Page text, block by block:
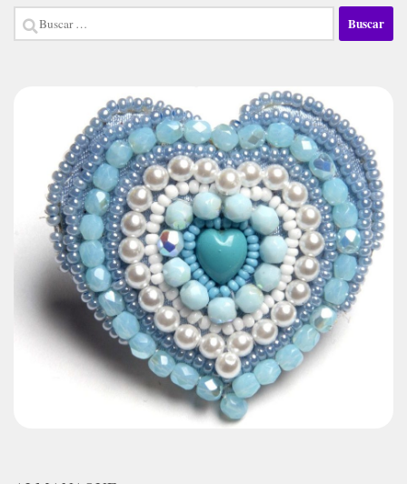
Buscar: